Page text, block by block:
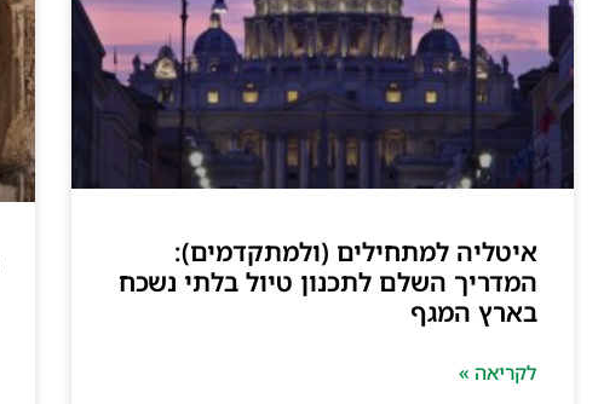
איטליה למתחילים (ולמתקדמים):
המדריך השלם לתכנון טיול בלתי נשכח
בארץ המגף
לקריאה »